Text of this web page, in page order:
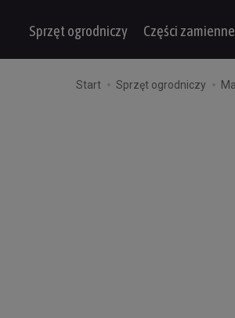
Sprzęt ogrodniczy Części zamienne
Start Sprzęt ogrodniczy